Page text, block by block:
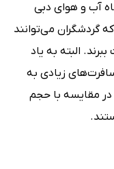
تا آوریل بوده و با اینکه در این 6 ماه آب و هوای دبی
گردشگران می‌توانند
البته به یاد
هم مسافرت‌های زیادی به
مقایسه با حجم